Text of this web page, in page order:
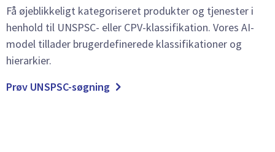
Få øjeblikkeligt kategoriseret produkter og tjenester i
henhold til UNSPSC- eller CPV-klassifikation. Vores AI-
model tillader brugerdefinerede klassifikationer og
hierarkier.
Prøv UNSPSC-søgning